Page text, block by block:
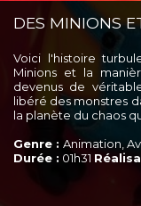
DES MINIONS
Voici l'histoire
Minions et la
devenus de
libéré des monstres
la planète du chaos
Genre : Animation,
Durée : 01h31